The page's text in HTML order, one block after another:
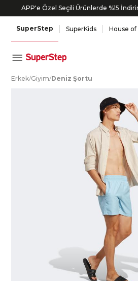
Siparişin 1-3 iş günü içerisinde
APP'e Özel Seçili Ürünlerde %15
SuperStep SuperKids House of
Erkek/Giyim/Deniz Şortu